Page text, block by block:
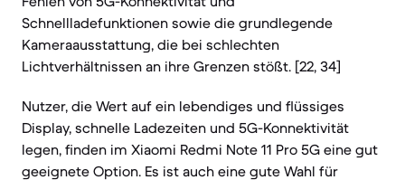
Schnellladefunktionen sowie die grundlegende
Kameraausstattung, die bei schlechten
Lichtverhältnissen an ihre Grenzen stößt. [22, 34]
Nutzer, die Wert auf ein lebendiges und flüssiges
Display, schnelle Ladezeiten und 5G-Konnektivität
legen, finden im Xiaomi Redmi Note 11 Pro 5G eine gut
geeignete Option. Es ist auch eine gute Wahl für